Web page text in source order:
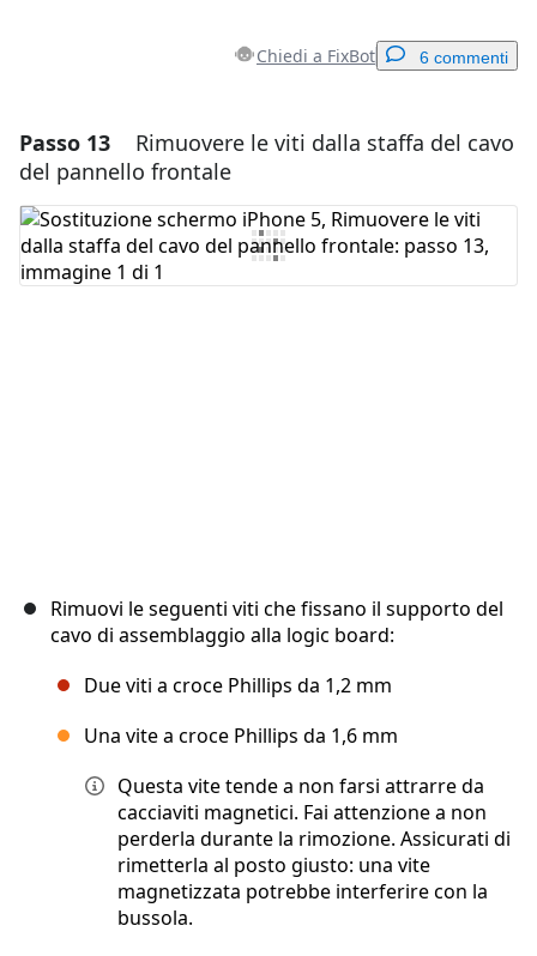
Chiedi a FixBot 6 commenti
Aggiungi un commento
Aggiungi Commento
Passo 13
Rimuovere le viti dalla staffa del cavo
del pannello frontale
Rimuovi le seguenti viti che fissano il supporto del
cavo di assemblaggio alla logic board:
Due viti a croce Phillips da 1,2 mm
Una vite a croce Phillips da 1,6 mm
Questa vite tende a non farsi attrarre da
cacciaviti magnetici. Fai attenzione a non
perderla durante la rimozione. Assicurati di
rimetterla al posto giusto: una vite
magnetizzata potrebbe interferire con la
bussola.